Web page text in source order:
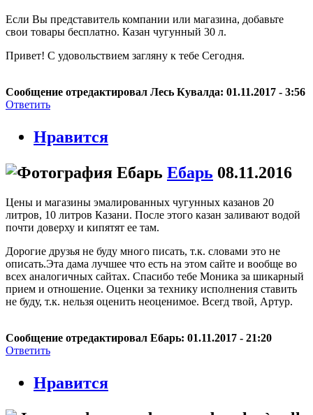
Если Вы представитель компании или магазина, добавьте
свои товары бесплатно. Казан чугунный 30 л.
Привет! С удовольствием загляну к тебе Сегодня.
Сообщение отредактировал Лесь Кувалда: 01.11.2017 - 3:56
Ответить
Нравится
Ебарь 08.11.2016
Цены и магазины эмалированных чугунных казанов 20
литров, 10 литров Казани. После этого казан заливают водой
почти доверху и кипятят ее там.
Дорогие друзья не буду много писать, т.к. словами это не
описать.Эта дама лучшее что есть на этом сайте и вообще во
всех аналогичных сайтах. Спасибо тебе Моника за шикарный
прием и отношение. Оценки за технику исполнения ставить
не буду, т.к. нельзя оценить неоценимое. Всегд твой, Артур.
Сообщение отредактировал Ебарь: 01.11.2017 - 21:20
Ответить
Нравится